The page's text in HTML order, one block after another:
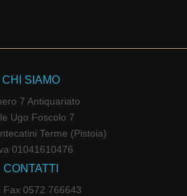
CHI SIAMO
7 Antiquariato
Ugo Foscolo 7
Terme (Pistoia)
01041610476
CONTATTI
Fax 0572 766643